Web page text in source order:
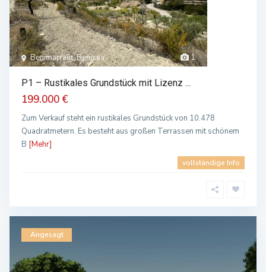
1
Benimarraig, Benissa
P1 – Rustikales Grundstück mit Lizenz ...
199.000 €
Zum Verkauf steht ein rustikales Grundstück von 10.478
Quadratmetern. Es besteht aus großen Terrassen mit schönem
B [Mehr]
vollständige Info
Angesagt